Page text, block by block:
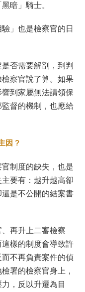
暗」騎士。
」也是檢察官的日
否需要解剖，到判
察官說了算。如果
到家屬無法請領保
督的機制，也應給
因 ?
制度的缺失，也是
要有：越升越高卻
是不公開的結案書
再升上二審檢察
樣的制度會導致許
不再負責案件的偵
署的檢察官身上，
，反以升遷為目